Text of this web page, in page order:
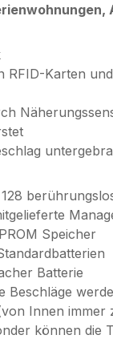
RFID-Karten
Speicher
Batterie
Beschläge
Innen immer
können die